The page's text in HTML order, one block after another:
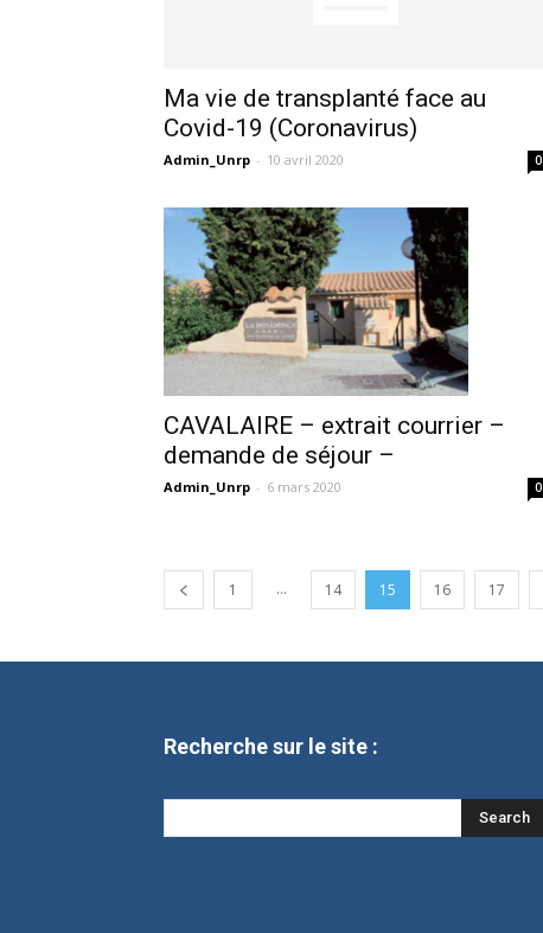
Ma vie de transplanté face au
Covid-19 (Coronavirus)
Admin_Unrp - 10 avril 2020 0
CAVALAIRE – extrait courrier –
demande de séjour –
Admin_Unrp - 6 mars 2020 0
1 ... 14 15 16 17
Recherche sur le site :